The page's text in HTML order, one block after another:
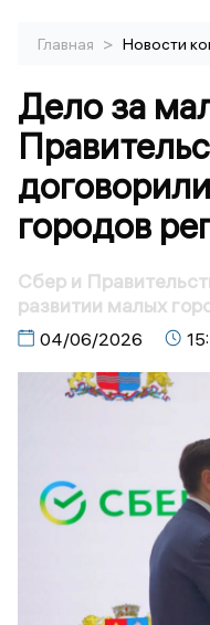
Главная > Новости
Дело за
городов
Сбер и
развитии малых
04/06/2026